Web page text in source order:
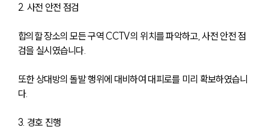
2. 사전 안전 점검
합의할 장소의 모든 구역 CCTV의 위치를 파악하고, 사전 안전 점
검을 실시였습니다.
또한 상대방의 돌발 행위에 대비하여 대피로를 미리 확보하였습니
다.
3. 경호 진행